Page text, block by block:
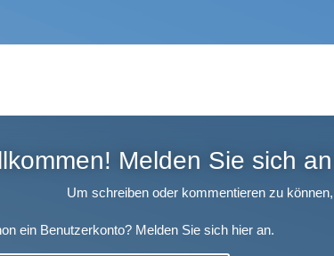
Melden Sie sich
Um schreiben oder kommentieren zu
ein Benutzerkonto? Melden Sie sich hier an.